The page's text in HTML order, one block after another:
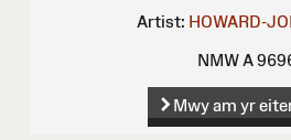
Artist: HOWARD-
NMW A
Mwy am yr